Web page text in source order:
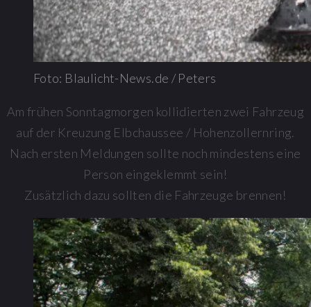
Foto: Blaulicht-News.de / Peters
Am frühen Sonntagmorgen kollidierten zwei Fahrzeug
auf der Kreuzung Elbchaussee / Hohenzollernring.
Nach ersten Meldungen sollte noch mindestens eine
Person eingeklemmt sein!
Zusätzlich dazu sollten die Fahrzeuge brennen!